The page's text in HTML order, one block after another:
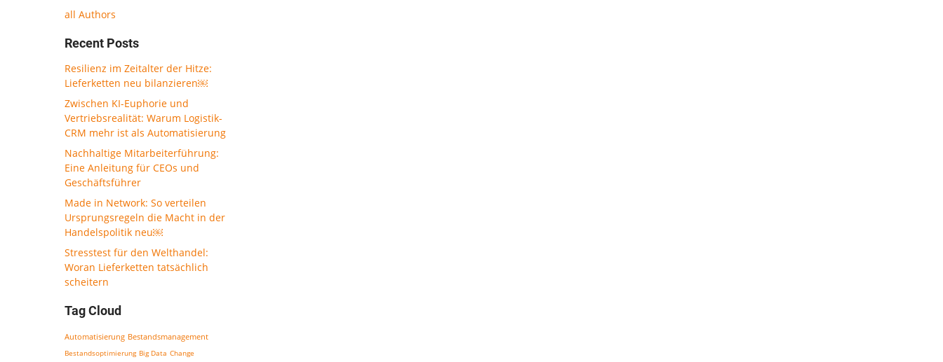
all Authors
Recent Posts
Resilienz im Zeitalter der Hitze:
Lieferketten neu bilanzieren￼
Zwischen KI-Euphorie und
Vertriebsrealität: Warum Logistik-
CRM mehr ist als Automatisierung
Nachhaltige Mitarbeiterführung:
Eine Anleitung für CEOs und
Geschäftsführer
Made in Network: So verteilen
Ursprungsregeln die Macht in der
Handelspolitik neu￼
Stresstest für den Welthandel:
Woran Lieferketten tatsächlich
scheitern
Tag Cloud
Automatisierung Bestandsmanagement
Bestandsoptimierung Big Data Change